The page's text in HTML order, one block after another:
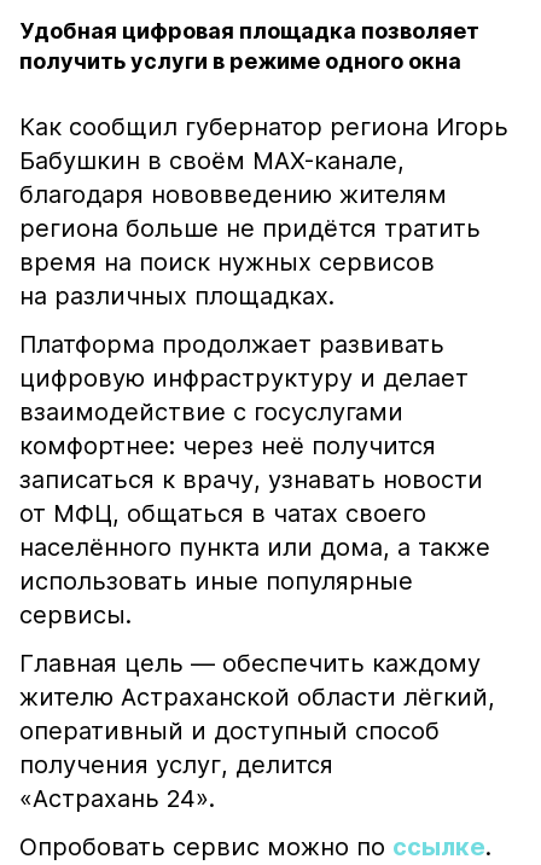
Удобная цифровая площадка позволяет
получить услуги в режиме одного окна
Как сообщил губернатор региона Игорь
Бабушкин в своём MAX-канале,
благодаря нововведению жителям
региона больше не придётся тратить
время на поиск нужных сервисов
на различных площадках.
Платформа продолжает развивать
цифровую инфраструктуру и делает
взаимодействие с госуслугами
комфортнее: через неё получится
записаться к врачу, узнавать новости
от МФЦ, общаться в чатах своего
населённого пункта или дома, а также
использовать иные популярные
сервисы.
Главная цель — обеспечить каждому
жителю Астраханской области лёгкий,
оперативный и доступный способ
получения услуг, делится
«Астрахань 24».
Опробовать сервис можно по ссылке.